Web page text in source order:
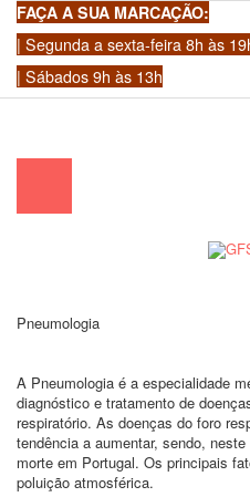
FAÇA A SUA MARCAÇÃO:
| Segunda a sexta-feira 8h às
| Sábados 9h às 13h
Pneumologia
A Pneumologia é a especialidade
diagnóstico e tratamento de
respiratório. As doenças do foro
tendência a aumentar, sendo,
morte em Portugal. Os principais
poluição atmosférica.